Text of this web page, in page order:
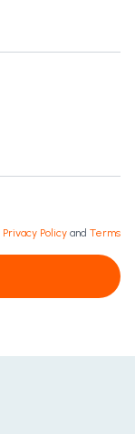
Privacy Policy and Terms